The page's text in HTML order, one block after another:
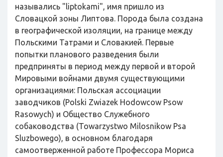
назывались "liptokami", имя пришло из
Словацкой зоны Липтова. Порода была создана
в географической изоляции, на границе между
Польскими Татрами и Словакией. Первые
попытки планового разведения были
предприняты в период между первой и второй
Мировыми войнами двумя существующими
организациями: Польская ассоциации
заводчиков (Polski Zwiazek Hodowcow Psow
Rasowych) и Общество Служебного
собаководства (Towarzystwo Milosnikow Psa
Sluzbowego), в основном благодаря
самоотверженной работе Профессора Мориса